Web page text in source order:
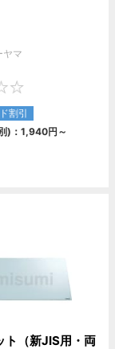
ヤマ
割引
)： 1,940円 ～
ト（新JIS用・両